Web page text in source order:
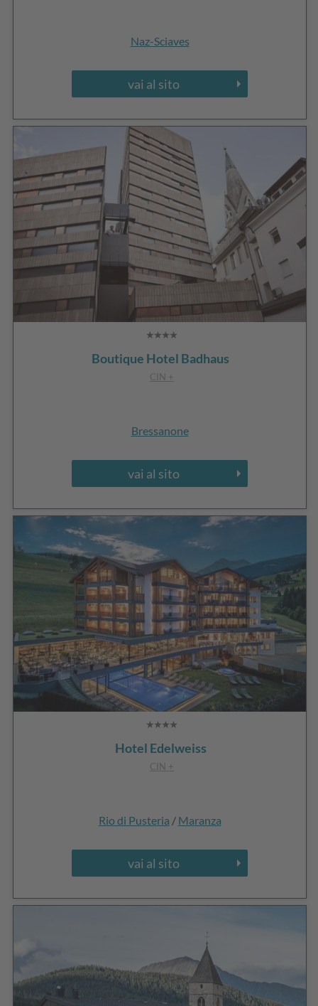
Naz-Sciaves
vai al sito
Boutique Hotel Badhaus
CIN +
Bressanone
vai al sito
Hotel Edelweiss
CIN +
Rio di Pusteria / Maranza
vai al sito